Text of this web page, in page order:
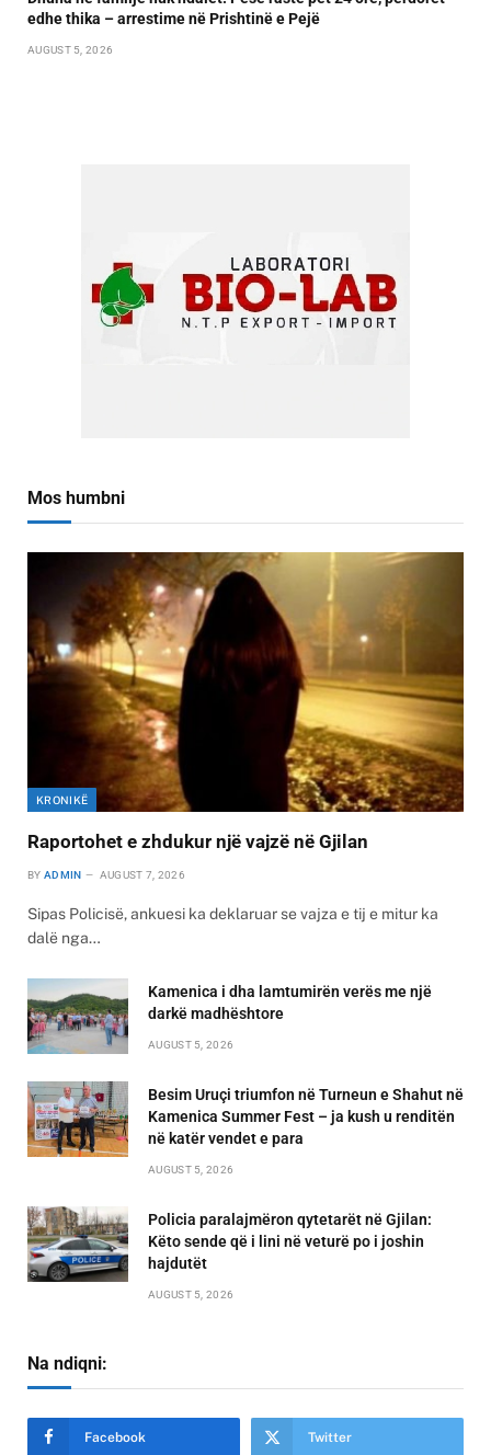
edhe thika – arrestime në Prishtinë e Pejë
AUGUST 5, 2026
Mos humbni
KRONIKË
Raportohet e zhdukur një vajzë në Gjilan
BY ADMIN AUGUST 7, 2026
Sipas Policisë, ankuesi ka deklaruar se vajza e tij e mitur ka
dalë nga…
Kamenica i dha lamtumirën verës me një
darkë madhështore
AUGUST 5, 2026
Besim Uruçi triumfon në Turneun e Shahut në
Kamenica Summer Fest – ja kush u renditën
në katër vendet e para
AUGUST 5, 2026
Policia paralajmëron qytetarët në Gjilan:
Këto sende që i lini në veturë po i joshin
hajdutët
AUGUST 5, 2026
Na ndiqni:
Facebook Twitter